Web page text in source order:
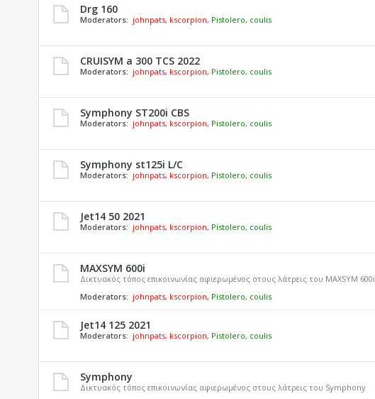
Drg 160
Moderators: johnpats, kscorpion, Pistolero, coulis
CRUISYM a 300 TCS 2022
Moderators: johnpats, kscorpion, Pistolero, coulis
Symphony ST200i CBS
Moderators: johnpats, kscorpion, Pistolero, coulis
Symphony st125i L/C
Moderators: johnpats, kscorpion, Pistolero, coulis
Jet14 50 2021
Moderators: johnpats, kscorpion, Pistolero, coulis
MAXSYM 600i
Δικτυακός τόπος επικοινωνίας αφιερωμένος στους λάτρεις του MAXSYM 600i
Moderators: johnpats, kscorpion, Pistolero, coulis
Jet14 125 2021
Moderators: johnpats, kscorpion, Pistolero, coulis
Symphony
Δικτυακός τόπος επικοινωνίας αφιερωμένος στους λάτρεις του Symphony